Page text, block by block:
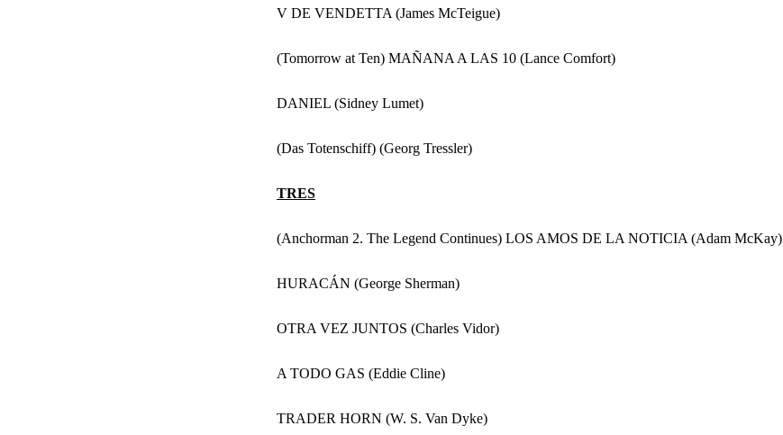
V DE VENDETTA (James McTeigue)
(Tomorrow at Ten) MAÑANA A LAS 10 (Lance Comfort)
DANIEL (Sidney Lumet)
(Das Totenschiff) (Georg Tressler)
TRES
(Anchorman 2. The Legend Continues) LOS AMOS DE LA NOTICIA (Adam McKay)
HURACÁN (George Sherman)
OTRA VEZ JUNTOS (Charles Vidor)
A TODO GAS (Eddie Cline)
TRADER HORN (W. S. Van Dyke)